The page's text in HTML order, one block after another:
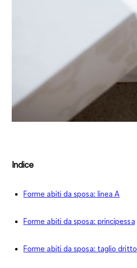
Indice
Forme abiti da sposa: linea A
Forme abiti da sposa: principessa
Forme abiti da sposa: taglio dritto